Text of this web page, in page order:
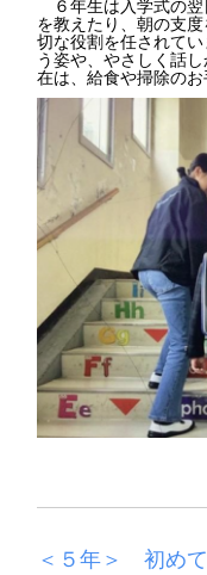
を教えたり、朝の支
切な役割を任されて
う姿や、やさしく話
在は、給食や掃除の
＜５年＞ 初め